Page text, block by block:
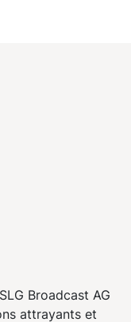
Broadcast AG
attrayants et